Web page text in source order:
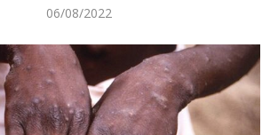
06/08/2022